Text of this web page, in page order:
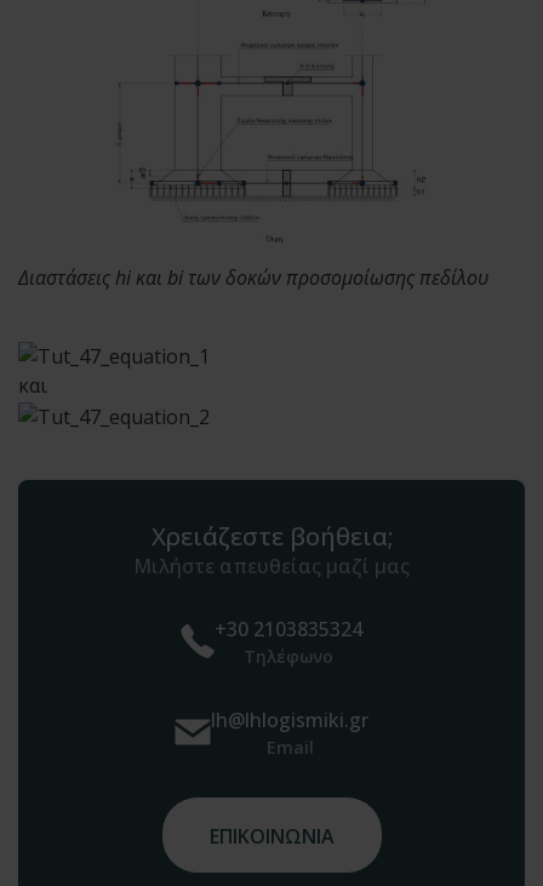
Διαστάσεις hi και bi των δοκών προσομοίωσης πεδίλου
και
Χρειάζεστε βοήθεια;
Μιλήστε απευθείας μαζί μας
+30 2103835324
Τηλέφωνο
lh@lhlogismiki.gr
Email
ΕΠΙΚΟΙΝΩΝΙΑ